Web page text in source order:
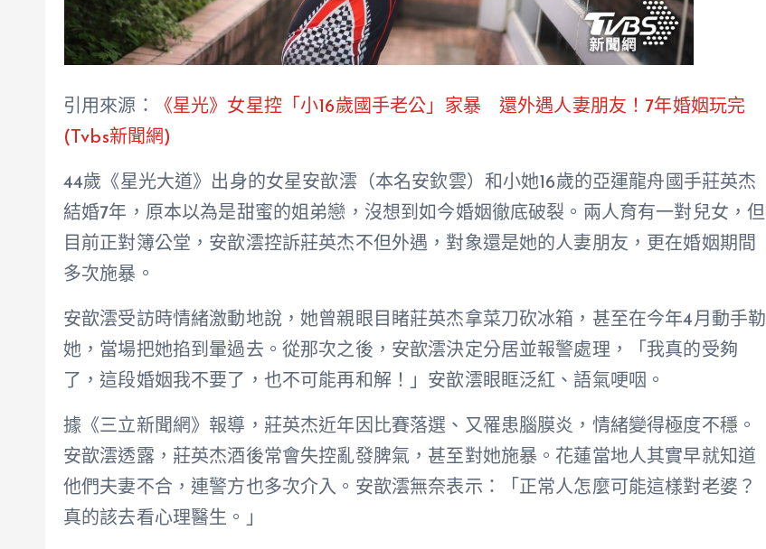
引用來源：
《星光》女星控「小16歲國手老公」家暴 還外遇人妻朋友！7年婚姻玩完
(Tvbs新聞網)
44歲《星光大道》出身的女星安歆澐（本名安欽雲）和小她16歲的亞運龍舟國手莊英杰
結婚7年，原本以為是甜蜜的姐弟戀，沒想到如今婚姻徹底破裂。兩人育有一對兒女，但
目前正對簿公堂，安歆澐控訴莊英杰不但外遇，對象還是她的人妻朋友，更在婚姻期間
多次施暴。
安歆澐受訪時情緒激動地說，她曾親眼目睹莊英杰拿菜刀砍冰箱，甚至在今年4月動手勒
她，當場把她掐到暈過去。從那次之後，安歆澐決定分居並報警處理，「我真的受夠
了，這段婚姻我不要了，也不可能再和解！」安歆澐眼眶泛紅、語氣哽咽。
據《三立新聞網》報導，莊英杰近年因比賽落選、又罹患腦膜炎，情緒變得極度不穩。
安歆澐透露，莊英杰酒後常會失控亂發脾氣，甚至對她施暴。花蓮當地人其實早就知道
他們夫妻不合，連警方也多次介入。安歆澐無奈表示：「正常人怎麼可能這樣對老婆？
真的該去看心理醫生。」